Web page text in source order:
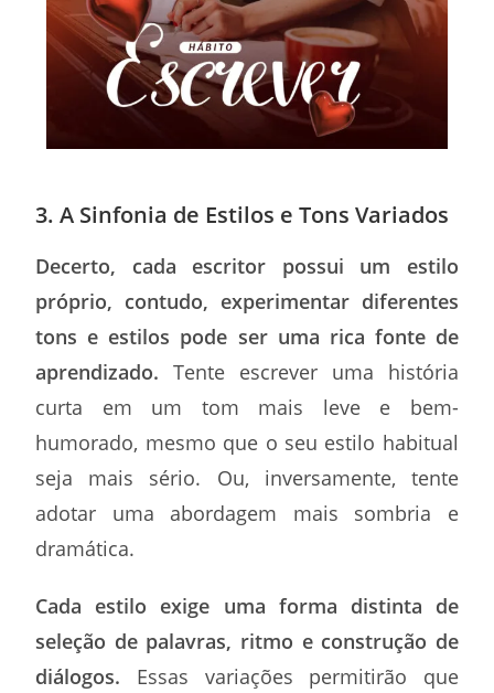
3. A Sinfonia de Estilos e Tons Variados
Decerto, cada escritor possui um estilo
próprio, contudo, experimentar diferentes
tons e estilos pode ser uma rica fonte de
aprendizado. Tente escrever uma história
curta em um tom mais leve e bem-
humorado, mesmo que o seu estilo habitual
seja mais sério. Ou, inversamente, tente
adotar uma abordagem mais sombria e
dramática.
Cada estilo exige uma forma distinta de
seleção de palavras, ritmo e construção de
diálogos. Essas variações permitirão que